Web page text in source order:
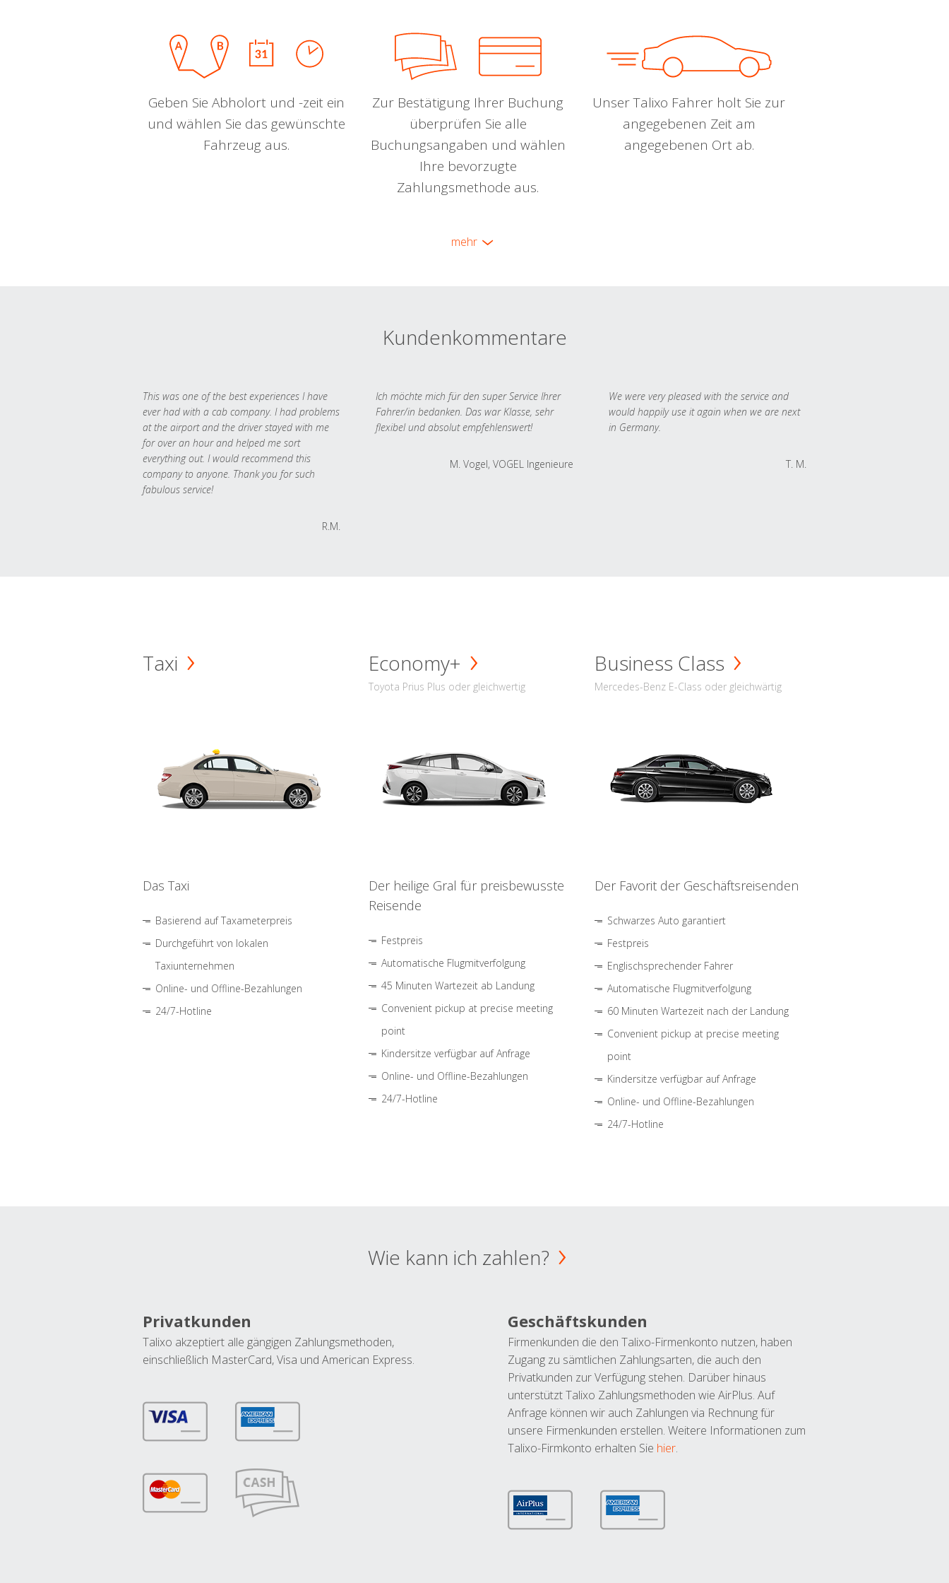
Geben Sie Abholort und -zeit ein
und wählen Sie das gewünschte
Fahrzeug aus.
Zur Bestätigung Ihrer Buchung
überprüfen Sie alle
Buchungsangaben und wählen
Ihre bevorzugte
Zahlungsmethode aus.
Unser Talixo Fahrer holt Sie zur
angegebenen Zeit am
angegebenen Ort ab.
mehr
Kundenkommentare
This was one of the best experiences I have
ever had with a cab company. I had problems
at the airport and the driver stayed with me
for over an hour and helped me sort
everything out. I would recommend this
company to anyone. Thank you for such
fabulous service!
R.M.
Ich möchte mich für den super Service Ihrer
Fahrer/in bedanken. Das war Klasse, sehr
flexibel und absolut empfehlenswert!
M. Vogel, VOGEL Ingenieure
We were very pleased with the service and
would happily use it again when we are next
in Germany.
T. M.
Taxi
Das Taxi
Basierend auf Taxameterpreis
Durchgeführt von lokalen
Taxiunternehmen
Online- und Offline-Bezahlungen
24/7-Hotline
Economy+
Toyota Prius Plus oder gleichwertig
Der heilige Gral für preisbewusste
Reisende
Festpreis
Automatische Flugmitverfolgung
45 Minuten Wartezeit ab Landung
Convenient pickup at precise meeting
point
Kindersitze verfügbar auf Anfrage
Online- und Offline-Bezahlungen
24/7-Hotline
Business Class
Mercedes-Benz E-Class oder gleichwärtig
Der Favorit der Geschäftsreisenden
Schwarzes Auto garantiert
Festpreis
Englischsprechender Fahrer
Automatische Flugmitverfolgung
60 Minuten Wartezeit nach der Landung
Convenient pickup at precise meeting
point
Kindersitze verfügbar auf Anfrage
Online- und Offline-Bezahlungen
24/7-Hotline
Wie kann ich zahlen?
Privatkunden
Talixo akzeptiert alle gängigen Zahlungsmethoden,
einschließlich MasterCard, Visa und American Express.
Geschäftskunden
Firmenkunden die den Talixo-Firmenkonto nutzen, haben
Zugang zu sämtlichen Zahlungsarten, die auch den
Privatkunden zur Verfügung stehen. Darüber hinaus
unterstützt Talixo Zahlungsmethoden wie AirPlus. Auf
Anfrage können wir auch Zahlungen via Rechnung für
unsere Firmenkunden erstellen. Weitere Informationen zum
Talixo-Firmkonto erhalten Sie hier.